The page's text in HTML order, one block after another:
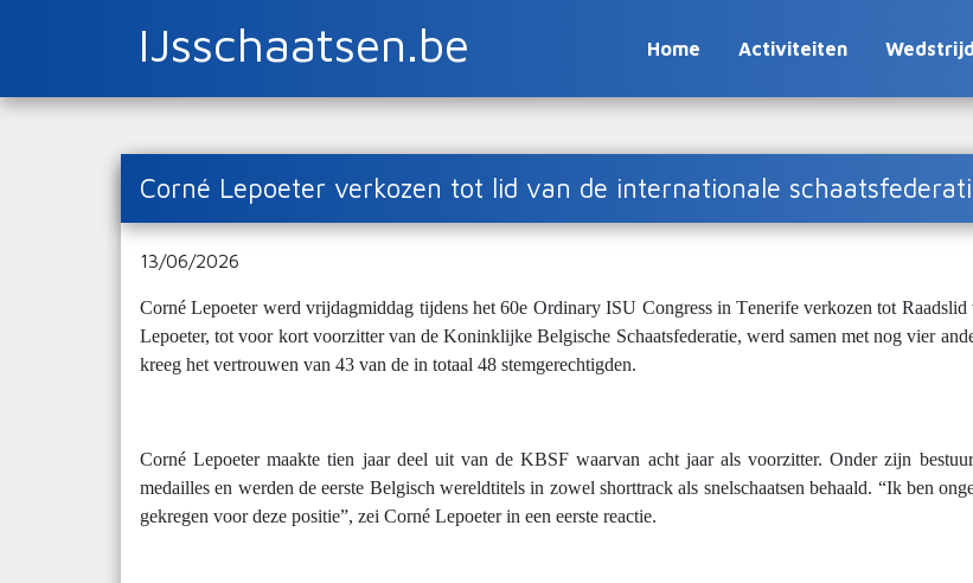
IJsschaatsen.be Home Activiteiten
Corné Lepoeter verkozen tot lid van de internationale
13/06/2026
Corné Lepoeter werd vrijdagmiddag tijdens het 60e Ordinary ISU Congress in Tenerife verkozen tot
Lepoeter, tot voor kort voorzitter van de Koninklijke Belgische Schaatsfederatie, werd samen met nog vier
kreeg het vertrouwen van 43 van de in totaal 48 stemgerechtigden.
Corné Lepoeter maakte tien jaar deel uit van de KBSF waarvan acht jaar als voorzitter. Onder zijn
medailles en werden de eerste Belgisch wereldtitels in zowel shorttrack als snelschaatsen behaald. “Ik ben
gekregen voor deze positie”, zei Corné Lepoeter in een eerste reactie.